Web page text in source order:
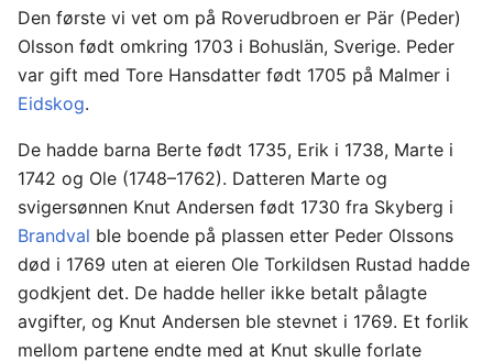
Den første vi vet om på Roverudbroen er Pär (Peder)
Olsson født omkring 1703 i Bohuslän, Sverige. Peder
var gift med Tore Hansdatter født 1705 på Malmer i
Eidskog.
De hadde barna Berte født 1735, Erik i 1738, Marte i
1742 og Ole (1748–1762). Datteren Marte og
svigersønnen Knut Andersen født 1730 fra Skyberg i
Brandval ble boende på plassen etter Peder Olssons
død i 1769 uten at eieren Ole Torkildsen Rustad hadde
godkjent det. De hadde heller ikke betalt pålagte
avgifter, og Knut Andersen ble stevnet i 1769. Et forlik
mellom partene endte med at Knut skulle forlate